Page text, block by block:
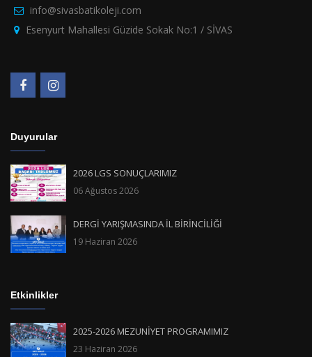
info@sivasbatikoleji.com
Esenyurt Mahallesi Güzide Sokak No:1 / SİVAS
Duyurular
2026 LGS SONUÇLARIMIZ
06 Ağustos 2026
DERGİ YARIŞMASINDA İL BİRİNCİLİĞİ
19 Haziran 2026
Etkinlikler
2025-2026 MEZUNİYET PROGRAMIMIZ
23 Haziran 2026